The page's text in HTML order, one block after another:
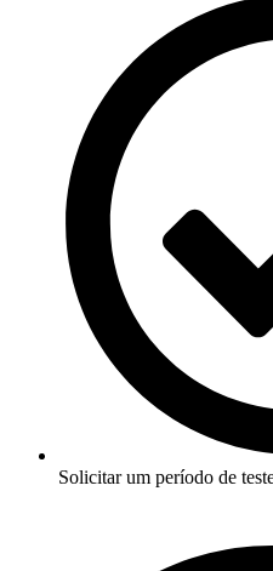
Solicitar um período de